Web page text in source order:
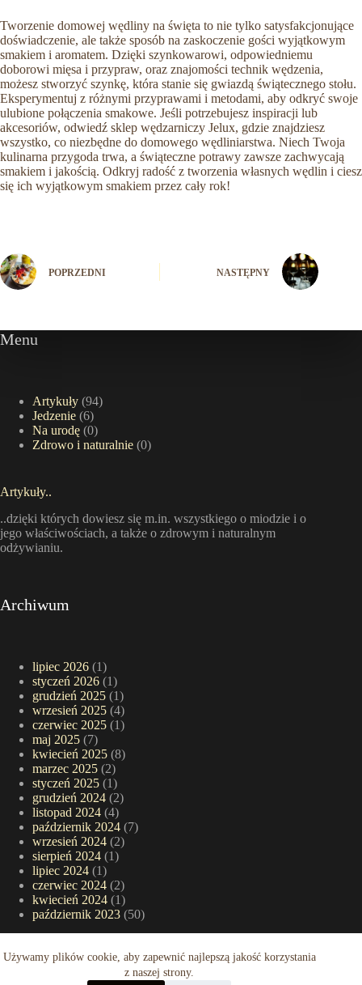
Używamy plików cookie, aby zapewnić najlepszą jakość korzystania
z naszej strony.
Tworzenie domowej wędliny na święta to nie tylko satysfakcjonujące
doświadczenie, ale także sposób na zaskoczenie gości wyjątkowym
smakiem i aromatem. Dzięki szynkowarowi, odpowiedniemu
doborowi mięsa i przypraw, oraz znajomości technik wędzenia,
możesz stworzyć szynkę, która stanie się gwiazdą świątecznego stołu.
Eksperymentuj z różnymi przyprawami i metodami, aby odkryć swoje
ulubione połączenia smakowe. Jeśli potrzebujesz inspiracji lub
akcesoriów, odwiedź sklep wędzarniczy Jelux, gdzie znajdziesz
wszystko, co niezbędne do domowego wędliniarstwa. Niech Twoja
kulinarna przygoda trwa, a świąteczne potrawy zawsze zachwycają
smakiem i jakością. Odkryj radość z tworzenia własnych wędlin i ciesz
się ich wyjątkowym smakiem przez cały rok!
POPRZEDNI NASTĘPNY
Menu
Artykuły (94)
Jedzenie (6)
Na urodę (0)
Zdrowo i naturalnie (0)
Artykuły..
..dzięki których dowiesz się m.in. wszystkiego o miodzie i o
jego właściwościach, a także o zdrowym i naturalnym
odżywianiu.
Archiwum
lipiec 2026 (1)
styczeń 2026 (1)
grudzień 2025 (1)
wrzesień 2025 (4)
czerwiec 2025 (1)
maj 2025 (7)
kwiecień 2025 (8)
marzec 2025 (2)
styczeń 2025 (1)
grudzień 2024 (2)
listopad 2024 (4)
październik 2024 (7)
wrzesień 2024 (2)
sierpień 2024 (1)
lipiec 2024 (1)
czerwiec 2024 (2)
kwiecień 2024 (1)
październik 2023 (50)
Starsze informacje..